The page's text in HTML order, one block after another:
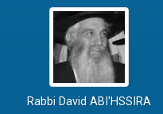
Rabbi David ABI'HSSIRA